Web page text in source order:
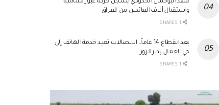
منفذ البوكمال الحدودي يسجل حركة عبور متنامية
واستقبال آلاف العائدين من العراق
بعد انقطاع 14 عاماً.. الاتصالات تعيد خدمة الهاتف إلى
حي العمال بدير الزور